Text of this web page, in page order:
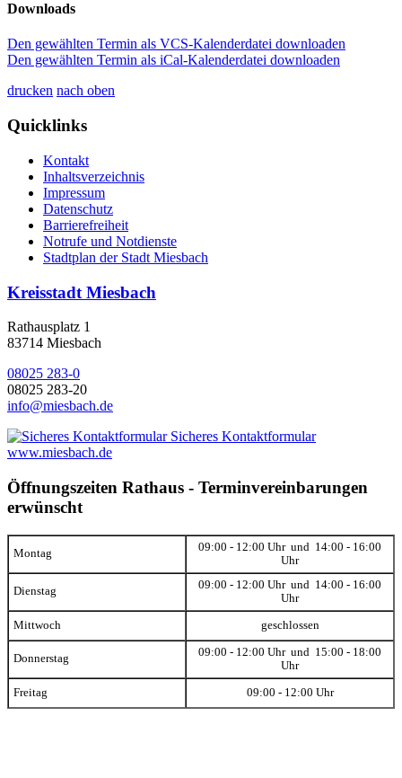
Downloads
Den gewählten Termin als VCS-Kalenderdatei downloaden
Den gewählten Termin als iCal-Kalenderdatei downloaden
drucken nach oben
Quicklinks
Kontakt
Inhaltsverzeichnis
Impressum
Datenschutz
Barrierefreiheit
Notrufe und Notdienste
Stadtplan der Stadt Miesbach
Kreisstadt Miesbach
Rathausplatz 1
83714 Miesbach
08025 283-0
08025 283-20
info@miesbach.de
Sicheres Kontaktformular
www.miesbach.de
Öffnungszeiten Rathaus - Terminvereinbarungen
erwünscht
Montag
09:00 - 12:00 Uhr und 14:00 - 16:00
Uhr
Dienstag
09:00 - 12:00 Uhr und 14:00 - 16:00
Uhr
Mittwoch geschlossen
Donnerstag
09:00 - 12:00 Uhr und 15:00 - 18:00
Uhr
Freitag 09:00 - 12:00 Uhr